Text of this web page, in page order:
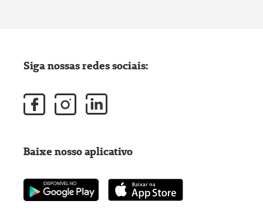
Siga nossas redes sociais:
Baixe nosso aplicativo